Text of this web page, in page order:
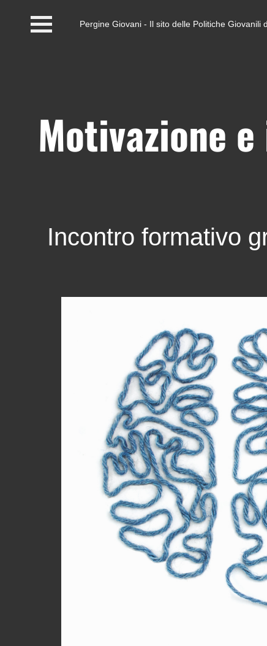
PGZ Pergine e Valle
Pergine Giovani - Il sito delle Politiche Giovanili
Motivazione
Incontro formativo